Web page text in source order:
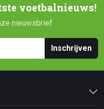
voetbalnieuws!
nieuwsbrief
Inschrijven